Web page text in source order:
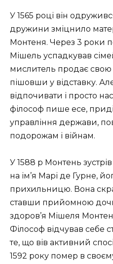
У 1565 році він
дружини зміцнило
Монтеня. Через 3 роки
Мішель успадкував
мислитель продає свою
пішовши у відставку.
відпочивати і просто
філософ пише есе,
управління держави,
подорожам і війнам.
У 1588 р Монтень
на ім’я Марі де Гурне,
прихильницю. Вона
ставши прийомною
здоров’я Мішеля
Філософ відчував себе
те, що вів активний
1592 року помер в